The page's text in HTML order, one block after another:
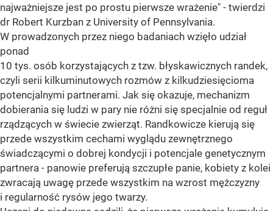
najważniejsze jest po prostu pierwsze wrażenie" - twierdzi
dr Robert Kurzban z University of Pennsylvania.
W prowadzonych przez niego badaniach wzięło udział
ponad
10 tys. osób korzystających z tzw. błyskawicznych randek,
czyli serii kilkuminutowych rozmów z kilkudziesięcioma
potencjalnymi partnerami. Jak się okazuje, mechanizm
dobierania się ludzi w pary nie różni się specjalnie od reguł
rządzących w świecie zwierząt. Randkowicze kierują się
przede wszystkim cechami wyglądu zewnętrznego
świadczącymi o dobrej kondycji i potencjale genetycznym
partnera - panowie preferują szczupłe panie, kobiety z kolei
zwracają uwagę przede wszystkim na wzrost mężczyzny
i regularność rysów jego twarzy.